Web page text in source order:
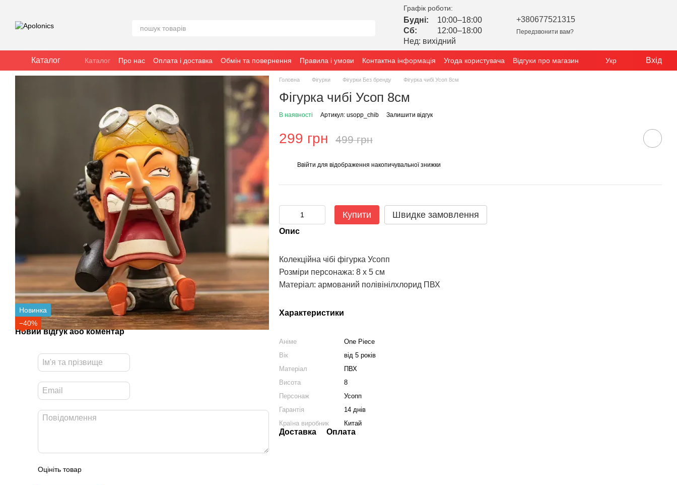
Графік роботи:
Будні:
10:00–18:00
Сб:
12:00–18:00
Нед: вихідний
+380677521315
Передзвонити вам?
Каталог Каталог Про нас Оплата і доставка Обмін та повернення Правила і умови Контактна інформація Угода користувача Відгуки про магазин Укр Вхід
Новинка
−40%
Новий відгук або коментар
Оцініть товар
Головна Фігурки Фігурки Без бренду Фігурка чибі Усоп 8см
Фігурка чибі Усоп 8см
В наявності Артикул: usopp_сhib Залишити відгук
299 грн 499 грн
Ввійти для відображення накопичувальної знижки
Купити Швидке замовлення
Опис
Колекційна чібі фігурка Усопп
Розміри персонажа: 8 х 5 см
Матеріал: армований полівінілхлорид ПВХ
Характеристики
Аніме
One Piece
Вік
від 5 років
Матеріал
ПВХ
Висота
8
Персонаж
Усопп
Гарантія
14 днів
Країна виробник
Китай
Доставка Оплата